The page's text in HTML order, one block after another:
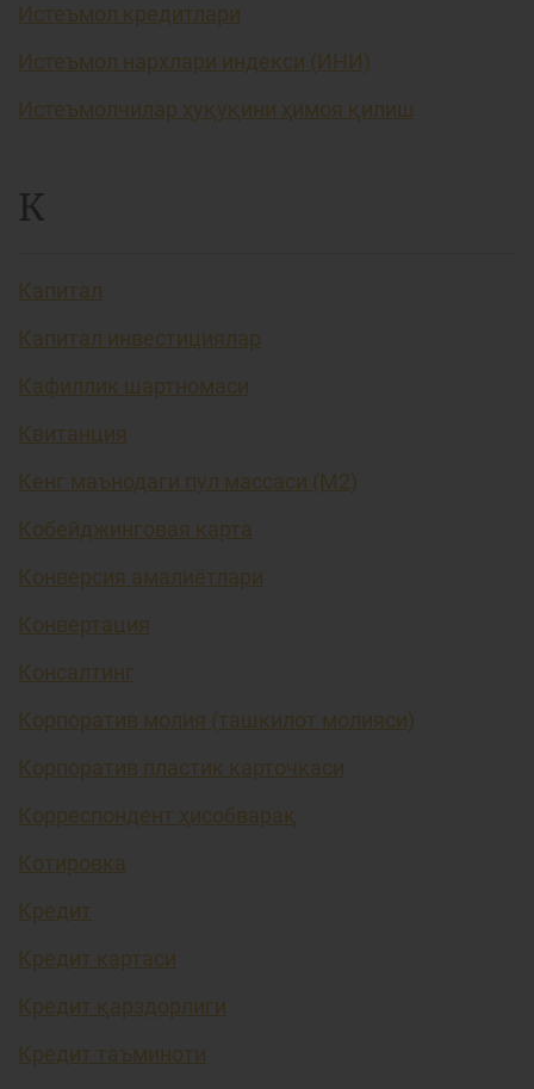
Истеъмол кредитлари
Истеъмол нархлари индекси (ИНИ)
Истеъмолчилар ҳуқуқини ҳимоя қилиш
К
Капитал
Капитал инвестициялар
Кафиллик шартномаси
Квитанция
Кенг маънодаги пул массаси (М2)
Кобейджинговая карта
Конверсия амалиётлари
Конвертация
Консалтинг
Корпоратив молия (ташкилот молияси)
Корпоратив пластик карточкаси
Корреспондент ҳисобварақ
Котировка
Кредит
Кредит картаси
Кредит қарздорлиги
Кредит таъминоти